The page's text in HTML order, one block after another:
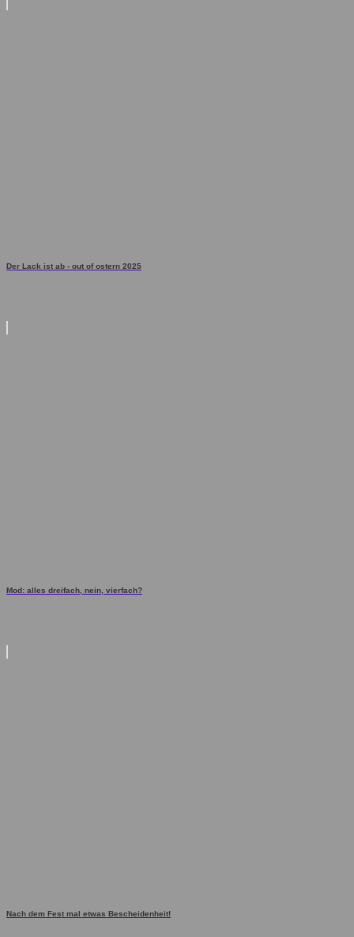
Der Lack ist ab - out of ostern 2025
Mod: alles dreifach, nein, vierfach?
Nach dem Fest mal etwas Bescheidenheit!